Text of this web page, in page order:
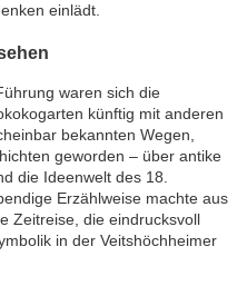
einlädt.
waren sich die
künftig mit anderen
bekannten Wegen,
geworden – über antike
die Ideenwelt des 18.
Erzählweise machte aus
Zeitreise, die eindrucksvoll
in der Veitshöchheimer